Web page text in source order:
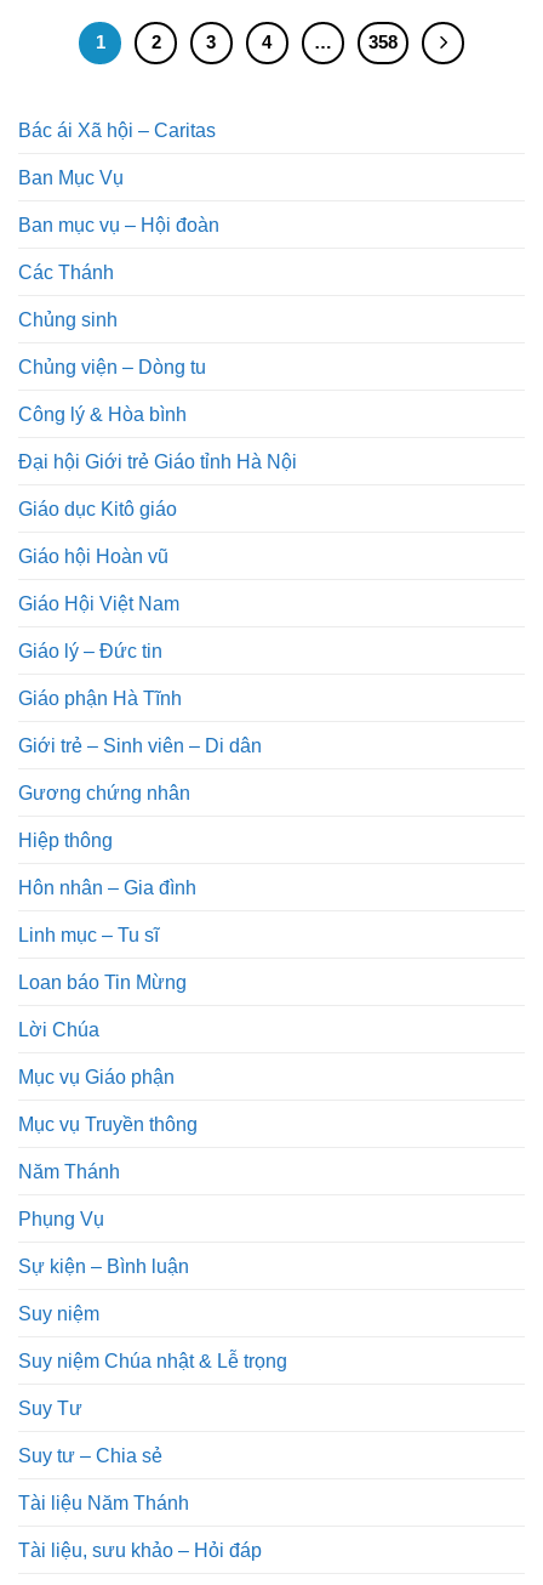
1 2 3 4 … 358
Bác ái Xã hội – Caritas
Ban Mục Vụ
Ban mục vụ – Hội đoàn
Các Thánh
Chủng sinh
Chủng viện – Dòng tu
Công lý & Hòa bình
Đại hội Giới trẻ Giáo tỉnh Hà Nội
Giáo dục Kitô giáo
Giáo hội Hoàn vũ
Giáo Hội Việt Nam
Giáo lý – Đức tin
Giáo phận Hà Tĩnh
Giới trẻ – Sinh viên – Di dân
Gương chứng nhân
Hiệp thông
Hôn nhân – Gia đình
Linh mục – Tu sĩ
Loan báo Tin Mừng
Lời Chúa
Mục vụ Giáo phận
Mục vụ Truyền thông
Năm Thánh
Phụng Vụ
Sự kiện – Bình luận
Suy niệm
Suy niệm Chúa nhật & Lễ trọng
Suy Tư
Suy tư – Chia sẻ
Tài liệu Năm Thánh
Tài liệu, sưu khảo – Hỏi đáp